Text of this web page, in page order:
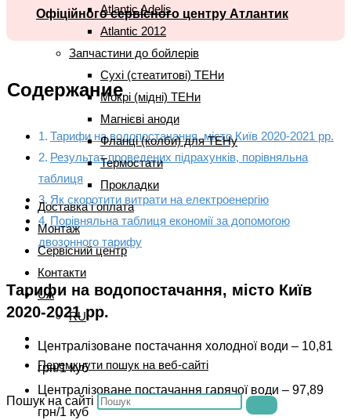
Atlantic Adelis
Atlantic 2012
Запчастини до бойлерів
Сухі (стеатитові) ТЕНи
Мокрі (мідні) ТЕНи
Магнієві аноди
Фланці (колби) для ТЕНу
Термостати
Прокладки
Доставка і оплата
Монтаж
Сервісний центр
Контакти
UA
RU
Перемкнути пошук на веб-сайті
Пошук на сайті
Офіційного сервісного центру Атлантик
Содержание
Тарифи на водопостачання, місто Київ 2020-2021 рр.
Результат проведених підрахунків, порівняльна
таблиця
Як скоротити витрати на електроенергію
Порівняльна таблиця економії за допомогою
двозонного тарифу
Тарифи на водопостачання, місто Київ
2020-2021 рр.
Централізоване постачання холодної води – 10,81
грн/1 куб
Централізоване постачання гарячої води – 97,89
грн/1 куб